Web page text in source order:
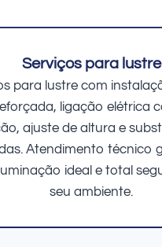
Serviços para lustre
para lustre com
ligação elétrica
ajuste de altura e
Atendimento técnico
ideal e total
seu ambiente.